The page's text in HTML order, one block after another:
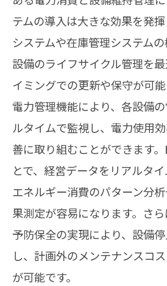
テムの導入は大きな効果を発
システムや在庫管理システムの
設備のライフサイクル管理を
イミングでの更新や保守が可能
電力管理機能により、各設備
ルタイムで監視し、電力使用
善に取り組むことができます
とで、経営データをリアルタイ
エネルギー消費のパターン分
果測定が容易になります。さ
予防保全の実現により、設備
し、計画外のメンテナンスコ
が可能です。